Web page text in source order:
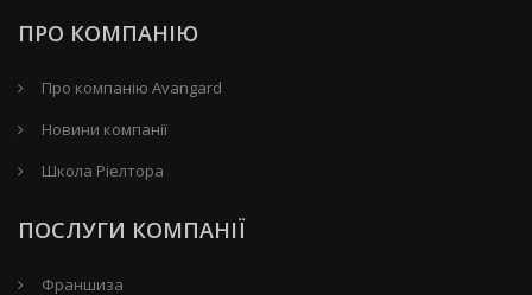
ПРО КОМПАНІЮ
Про компанію Avangard
Новини компанії
Школа Ріелтора
ПОСЛУГИ КОМПАНІЇ
Франшиза